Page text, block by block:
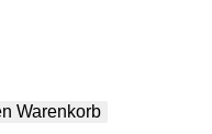
Warenkorb